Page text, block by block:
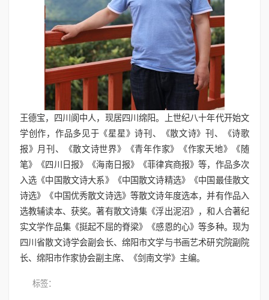
王德宝，四川阆中人，现居四川绵阳。上世纪八十年代开始文
学创作，作品多见于《星星》诗刊、《散文诗》刊、《诗歌
报》月刊、《散文诗世界》《青年作家》《作家天地》《随
笔》《四川日报》《海南日报》《菲律宾商报》等，作品多次
入选《中国散文诗大系》《中国散文诗精选》《中国最佳散文
诗选》《中国优秀散文诗选》等散文诗年度选本，并有作品入
选教辅读本、获奖。著有散文诗集《浮出泥沼》，和人合著纪
实文学作品集《挺起不屈的脊梁》《感恩的心》等多种。现为
四川省散文诗学会副会长、绵阳市文学与书画艺术研究院副院
长、绵阳市作家协会副主席、《剑南文学》主编。
标签：